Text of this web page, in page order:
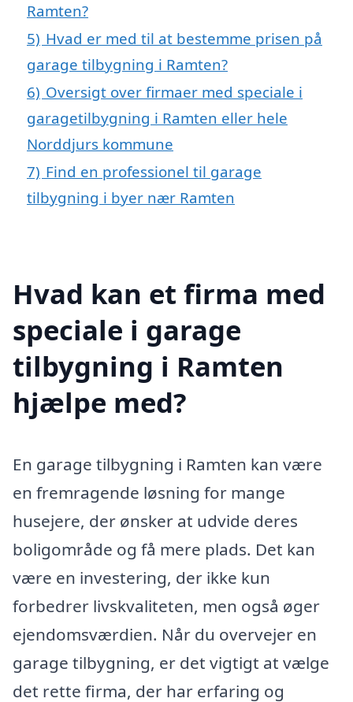
Ramten?
5) Hvad er med til at bestemme prisen på
garage tilbygning i Ramten?
6) Oversigt over firmaer med speciale i
garagetilbygning i Ramten eller hele
Norddjurs kommune
7) Find en professionel til garage
tilbygning i byer nær Ramten
Hvad kan et firma med
speciale i garage
tilbygning i Ramten
hjælpe med?
En garage tilbygning i Ramten kan være
en fremragende løsning for mange
husejere, der ønsker at udvide deres
boligområde og få mere plads. Det kan
være en investering, der ikke kun
forbedrer livskvaliteten, men også øger
ejendomsværdien. Når du overvejer en
garage tilbygning, er det vigtigt at vælge
det rette firma, der har erfaring og